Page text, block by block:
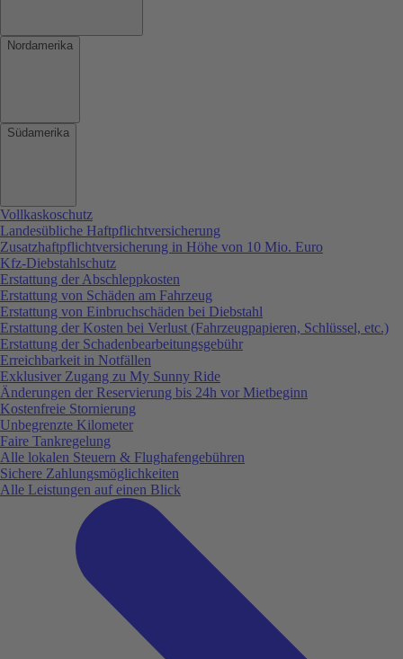
Nordamerika
Südamerika
Vollkaskoschutz
Landesübliche Haftpflichtversicherung
Zusatzhaftpflichtversicherung in Höhe von 10 Mio. Euro
Kfz-Diebstahlschutz
Erstattung der Abschleppkosten
Erstattung von Schäden am Fahrzeug
Erstattung von Einbruchschäden bei Diebstahl
Erstattung der Kosten bei Verlust (Fahrzeugpapieren, Schlüssel, etc.)
Erstattung der Schadenbearbeitungsgebühr
Erreichbarkeit in Notfällen
Exklusiver Zugang zu My Sunny Ride
Änderungen der Reservierung bis 24h vor Mietbeginn
Kostenfreie Stornierung
Unbegrenzte Kilometer
Faire Tankregelung
Alle lokalen Steuern & Flughafengebühren
Sichere Zahlungsmöglichkeiten
Alle Leistungen auf einen Blick